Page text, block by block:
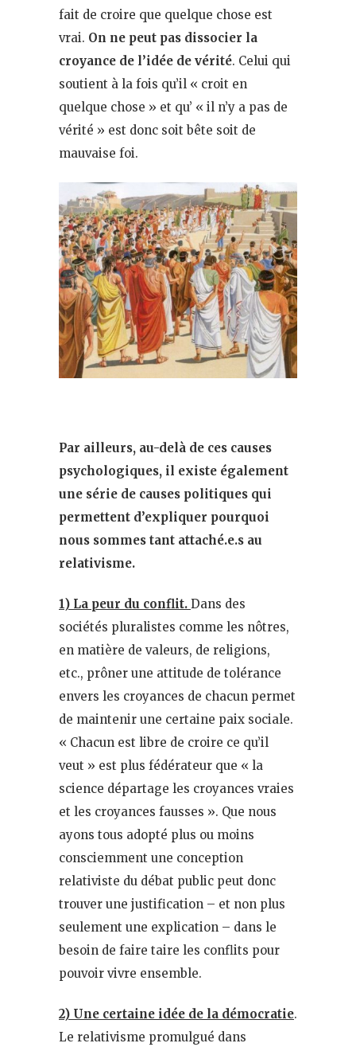
fait de croire que quelque chose est
vrai. On ne peut pas dissocier la
croyance de l’idée de vérité. Celui qui
soutient à la fois qu’il « croit en
quelque chose » et qu’ « il n’y a pas de
vérité » est donc soit bête soit de
mauvaise foi.
Par ailleurs, au-delà de ces causes
psychologiques, il existe également
une série de causes politiques qui
permettent d’expliquer pourquoi
nous sommes tant attaché.e.s au
relativisme.
1) La peur du conflit. Dans des
sociétés pluralistes comme les nôtres,
en matière de valeurs, de religions,
etc., prôner une attitude de tolérance
envers les croyances de chacun permet
de maintenir une certaine paix sociale.
« Chacun est libre de croire ce qu’il
veut » est plus fédérateur que « la
science départage les croyances vraies
et les croyances fausses ». Que nous
ayons tous adopté plus ou moins
consciemment une conception
relativiste du débat public peut donc
trouver une justification – et non plus
seulement une explication – dans le
besoin de faire taire les conflits pour
pouvoir vivre ensemble.
2) Une certaine idée de la démocratie.
Le relativisme promulgué dans